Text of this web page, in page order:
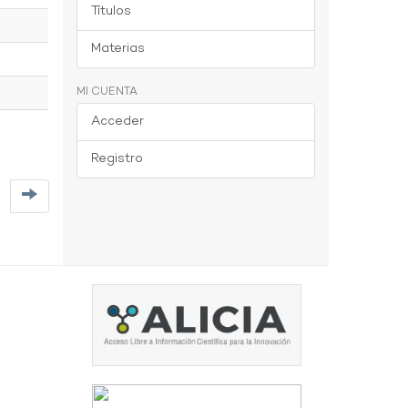
Títulos
Materias
MI CUENTA
Acceder
Registro